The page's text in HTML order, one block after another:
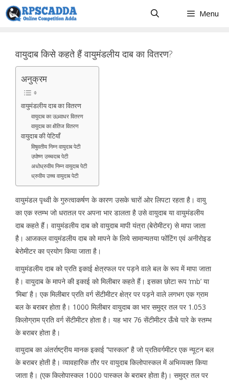
Skip
to
Menu
वायुदाब किसे कहते हैं वायुमंडलीय दाब का वितरण?
अनुक्रम
वायुमंडलीय दाब का वितरण
वायुदाब का ऊध्र्वाधर वितरण
वायुदाब का क्षैतिज वितरण
वायुदाब की पेटियाँ
विषुवतीय निम्न वायुदाब पेटी
उपोष्ण उच्चदाब पेटी
अधोध्रुवीय निम्न वायुदाब पेटी
ध्रुवीय उच्च वायुदाब पेटी
वायुमंडल पृथ्वी के गुरुत्वाकर्षण के कारण उसके चारों ओर लिपटा रहता है। वायु
का एक स्तम्भ जो धरातल पर अपना भार डालता है उसे वायुदाब या वायुमंडलीय
दाब कहते हैं। वायुमंडलीय दाब को वायुदाब मापी यंत्रा (बेरोमीटर) से मापा जाता
है। आजकल वायुमंडलीय दाब को मापने के लिये सामान्यतया फोंटिंग एवं अनीरोइड
बेरोमीटर का प्रयोग किया जाता है।
वायुमंडलीय दाब को प्रति इकाई क्षेत्रफल पर पड़ने वाले बल के रूप में मापा जाता
है। वायुदाब के मापने की इकाई को मिलीबार कहते हैं। इसका छोटा रूप ‘mb’ या
‘मिबा’ है। एक मिलीबार प्रति वर्ग सेंटीमीटर क्षेत्र पर पड़ने वाले लगभग एक ग्राम
बल के बराबर होता है। 1000 मिलीबार वायुदाब का भार समुद्र तल पर 1.053
किलोग्राम प्रति वर्ग सेंटीमीटर होता है। यह भार 76 सेंटीमीटर ऊँचे पारे के स्तम्भ
के बराबर होता है।
वायुदाब का अंतर्राष्ट्रीय मानक इकाई ‘‘पास्कल’’ है जो प्रतिवर्गमीटर एक न्यूटन बल
के बराबर होती है। व्यावहारिक तौर पर वायुदाब किलोपास्कल में अभिव्यक्त किया
जाता है। (एक किलोपास्कल 1000 पास्कल के बराबर होता है)। समुद्र तल पर